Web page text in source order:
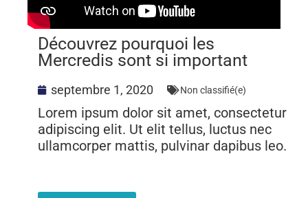
Découvrez pourquoi les
Mercredis sont si important
septembre 1, 2020 Non classifié(e)
Lorem ipsum dolor sit amet, consectetur
adipiscing elit. Ut elit tellus, luctus nec
ullamcorper mattis, pulvinar dapibus leo.